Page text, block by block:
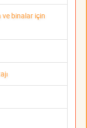
binalar için